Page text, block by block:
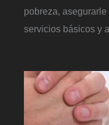
pobreza,
servicios básicos y